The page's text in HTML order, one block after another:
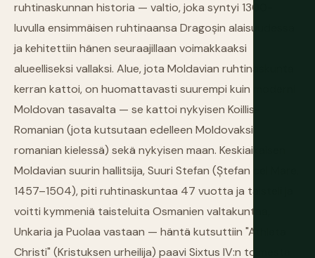
ruhtinaskunnan historia — valtio, joka syntyi 1300-
luvulla ensimmäisen ruhtinaansa Dragoșin alaisuudessa
ja kehitettiin hänen seuraajillaan voimakkaaksi
alueelliseksi vallaksi. Alue, jota Moldavian ruhtinaskunta
kerran kattoi, on huomattavasti suurempi kuin moderni
Moldovan tasavalta — se kattoi nykyisen Koillis-
Romanian (jota kutsutaan edelleen Moldovaksi
romanian kielessä) sekä nykyisen maan. Keskiaikaisen
Moldavian suurin hallitsija, Suuri Stefan (Ștefan cel Mare,
1457–1504), piti ruhtinaskuntaa 47 vuotta ja taisteli ja
voitti kymmeniä taisteluita Osmanien valtakuntaa,
Unkaria ja Puolaa vastaan — häntä kutsuttiin "Athleta
Christi" (Kristuksen urheilija) paavi Sixtus IV:n toimesta